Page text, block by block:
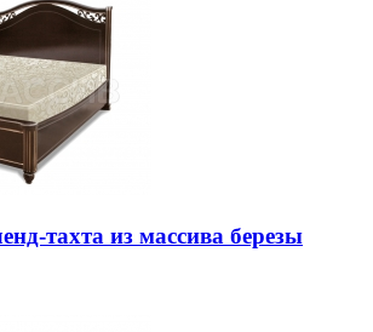
тахта из массива березы